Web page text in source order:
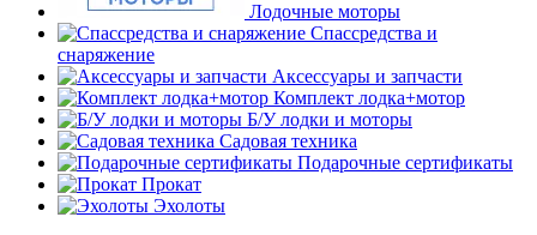
Лодочные моторы
Спассредства и
снаряжение
Аксессуары и запчасти
Комплект лодка+мотор
Б/У лодки и моторы
Садовая техника
Подарочные сертификаты
Прокат
Эхолоты